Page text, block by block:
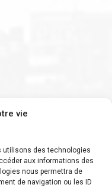
vie
utilisons des technologies
aux informations des
nous permettra de
de navigation ou les ID
ajouts et des